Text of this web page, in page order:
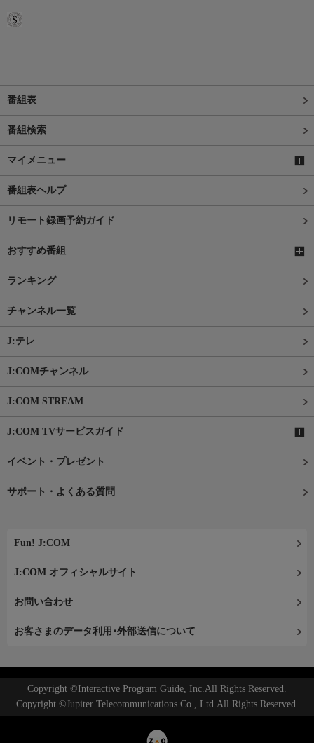
番組表
番組検索
マイメニュー
番組表ヘルプ
リモート録画予約ガイド
おすすめ番組
ランキング
チャンネル一覧
J:テレ
J:COMチャンネル
J:COM STREAM
J:COM TVサービスガイド
イベント・プレゼント
サポート・よくある質問
Fun! J:COM
J:COM オフィシャルサイト
お問い合わせ
お客さまのデータ利用･外部送信について
Copyright ©Interactive Program Guide, Inc.All Rights Reserved.
Copyright ©Jupiter Telecommunications Co., Ltd.All Rights Reserved.